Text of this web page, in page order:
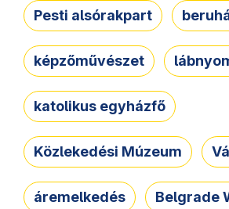
Pesti alsórakpart
képzőművészet
katolikus egyházfő
Közlekedési Múzeum
áremelkedés Belgrade